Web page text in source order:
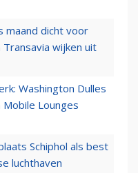
maand dicht voor
wijken uit
Washington Dulles
Lounges
Schiphol als best
luchthaven